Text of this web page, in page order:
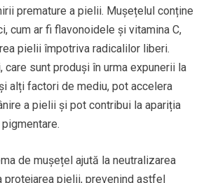
premature a pielii. Mușețelul conține
cum ar fi flavonoidele și vitamina C,
pielii împotriva radicalilor liberi.
sunt produși în urma expunerii la
alți factori de mediu, pot accelera
a pielii și pot contribui la apariția
de mușețel ajută la neutralizarea
protejarea pielii, prevenind astfel